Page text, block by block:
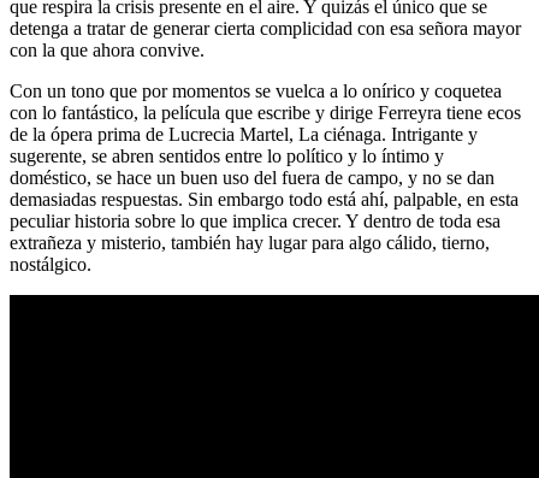
que respira la crisis presente en el aire. Y quizás el único que se
detenga a tratar de generar cierta complicidad con esa señora mayor
con la que ahora convive.
Con un tono que por momentos se vuelca a lo onírico y coquetea
con lo fantástico, la película que escribe y dirige Ferreyra tiene ecos
de la ópera prima de Lucrecia Martel, La ciénaga. Intrigante y
sugerente, se abren sentidos entre lo político y lo íntimo y
doméstico, se hace un buen uso del fuera de campo, y no se dan
demasiadas respuestas. Sin embargo todo está ahí, palpable, en esta
peculiar historia sobre lo que implica crecer. Y dentro de toda esa
extrañeza y misterio, también hay lugar para algo cálido, tierno,
nostálgico.